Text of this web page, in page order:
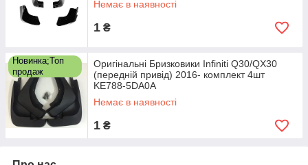
Немає в наявності
1 ₴
Новинка;Топ
продаж
Оригінальні Бризковики Infiniti Q30/QX30
(передній привід) 2016- комплект 4шт
KE788-5DA0A
Немає в наявності
1 ₴